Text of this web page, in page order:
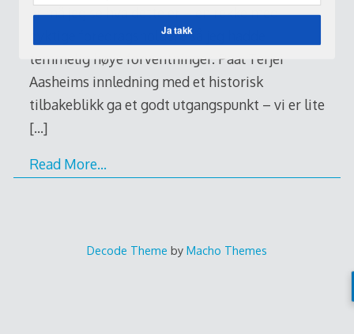
er må jeg se hva dette er – en rekke med
dyktige foredragsholdere så jeg hadde
temmelig høye forventninger. Paal Terjei
Aasheims innledning med et historisk
tilbakeblikk ga et godt utgangspunkt – vi er lite
[…]
Read More…
Decode Theme by Macho Themes
Ja takk